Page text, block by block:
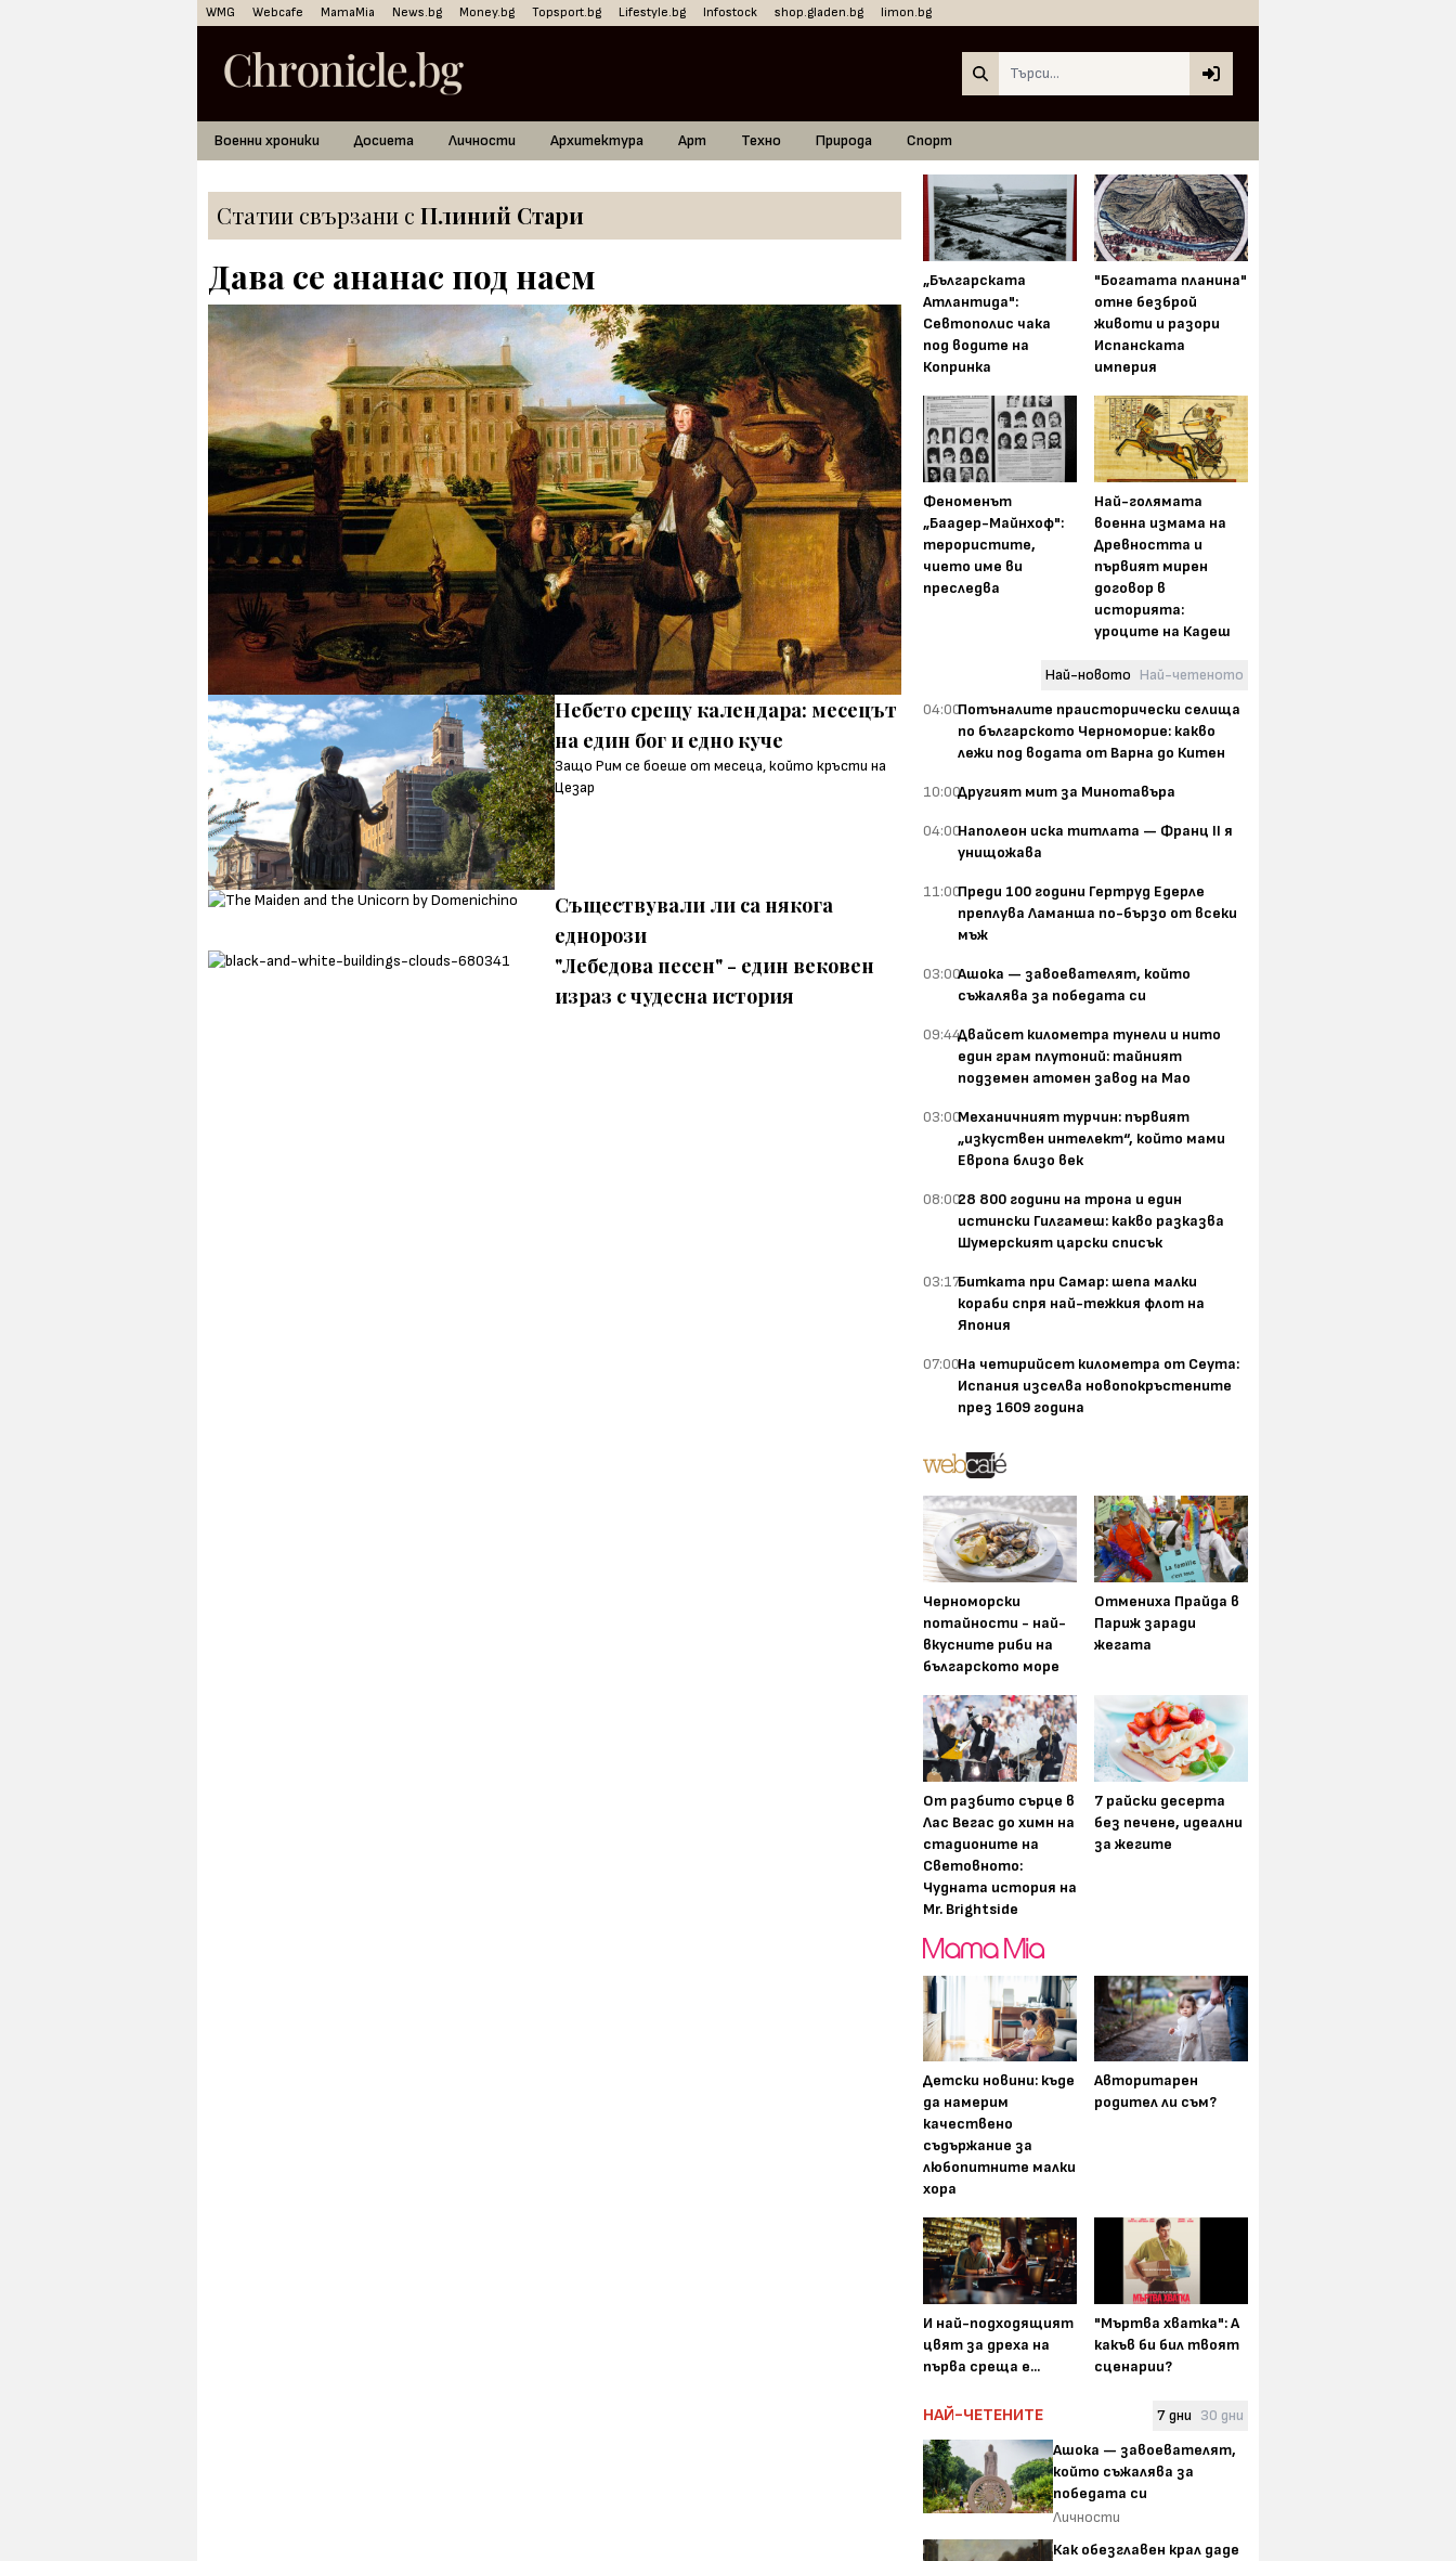
WMG Webcafe MamaMia News.bg Money.bg Topsport.bg Lifestyle.bg Infostock shop.gladen.bg limon.bg
Военни хроники Досиета Личности Архитектура Арт Техно Природа Спорт
Статии свързани с Плиний Стари
Дава се ананас под наем
Небето срещу календара: месецът
на един бог и едно куче
Защо Рим се боеше от месеца, който кръсти на
Цезар
Съществували ли са някога
еднорози
"Лебедова песен" - един вековен
израз с чудесна история
„Българската
Атлантида":
Севтополис чака
под водите на
Копринка
"Богатата планина"
отне безброй
животи и разори
Испанската
империя
Феноменът
„Баадер-Майнхоф":
терористите,
чието име ви
преследва
Най-голямата
военна измама на
Древността и
първият мирен
договор в
историята:
уроците на Кадеш
Най-новото Най-четеното
04:00Потъналите праисторически селища
по българското Черноморие: какво
лежи под водата от Варна до Китен
10:00Другият мит за Минотавъра
04:00Наполеон иска титлата — Франц II я
унищожава
11:00Преди 100 години Гертруд Едерле
преплува Ламанша по-бързо от всеки
мъж
03:00Ашока — завоевателят, който
съжалява за победата си
09:44Двайсет километра тунели и нито
един грам плутоний: тайният
подземен атомен завод на Мао
03:00Механичният турчин: първият
„изкуствен интелект“, който мами
Европа близо век
08:0028 800 години на трона и един
истински Гилгамеш: какво разказва
Шумерският царски списък
03:17Битката при Самар: шепа малки
кораби спря най-тежкия флот на
Япония
07:00На четирийсет километра от Сеута:
Испания изселва новопокръстените
през 1609 година
Черноморски
потайности - най-
вкусните риби на
българското море
Отмениха Прайда в
Париж заради
жегата
От разбито сърце в
Лас Вегас до химн на
стадионите на
Световното:
Чудната история на
Mr. Brightside
7 райски десерта
без печене, идеални
за жегите
Детски новини: къде
да намерим
качествено
съдържание за
любопитните малки
хора
Авторитарен
родител ли съм?
И най-подходящият
цвят за дреха на
първа среща е...
"Мъртва хватка": А
какъв би бил твоят
сценарии?
НАЙ-ЧЕТЕНИТЕ 7 дни 30 дни
Ашока — завоевателят,
който съжалява за
победата си
Личности
Как обезглавен крал даде